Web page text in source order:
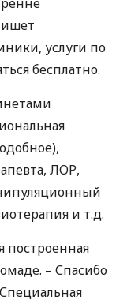
услуги по
бесплатно.
ЛОР,
и т.д.
построенная
– Спасибо